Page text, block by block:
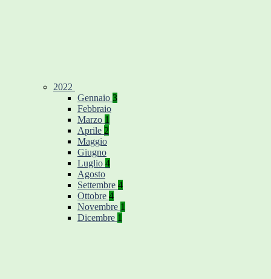
2022
Gennaio 3
Febbraio
Marzo 1
Aprile 2
Maggio
Giugno
Luglio 4
Agosto
Settembre 4
Ottobre 4
Novembre 1
Dicembre 1